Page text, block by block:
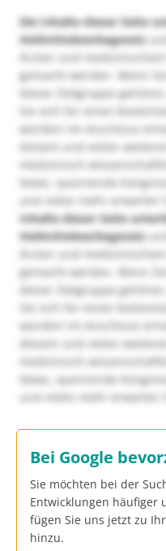
Die Inhalte dieser Seite
Heilmittelwerbegesetz
Ärzten und
gemacht werden. Wenn
dieser Zielgruppe
Sie sich für einen
würden! Im Anschluss
diesem und vielen
medizinisch-
News, spannende
und vieles mehr erwarten
Inhalte dieser Seite
Heilmittelwerbegesetz
Ärzten und
gemacht werden. Wenn
dieser Zielgruppe
Sie sich für einen
würden! Im Anschluss
diesem und vielen
medizinisch-
News, spannende
und vieles mehr erwarten
Bei Google
Sie möchten bei der
Entwicklungen häufiger
fügen Sie uns jetzt zu
hinzu.